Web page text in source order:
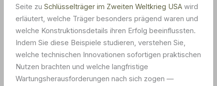
Seite zu Schlüsselträger im Zweiten Weltkrieg USAwird
erläutert, welche Träger besonders prägend waren und
welche Konstruktionsdetails ihren Erfolg beeinflussten.
Indem Sie diese Beispiele studieren, verstehen Sie,
welche technischen Innovationen sofortigen praktischen
Nutzen brachten und welche langfristige
Wartungsherausforderungen nach sich zogen —